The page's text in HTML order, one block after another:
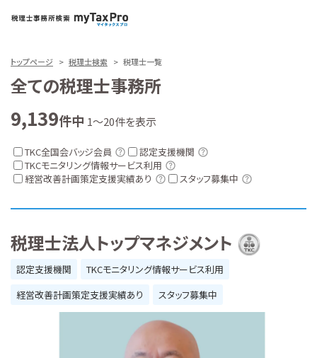
トップページ 税理士検索 税理士一覧
全ての税理士事務所
9,139件中 1～20件を表示
TKC全国会バッジ会員
認定支援機関
TKCモニタリング情報サービス利用
経営改善計画策定支援実績あり
スタッフ募集中
税理士法人トップマネジメント
認定支援機関
TKCモニタリング情報サービス利用
経営改善計画策定支援実績あり
スタッフ募集中